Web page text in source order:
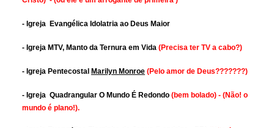
- Igreja Evangélica Idolatria ao Deus Maior
- Igreja MTV, Manto da Ternura em Vida (Precisa ter TV a cabo?)
- Igreja Pentecostal Marilyn Monroe (Pelo amor de Deus???????)
- Igreja Quadrangular O Mundo É Redondo (bem bolado) - (Não! o
mundo é plano!).